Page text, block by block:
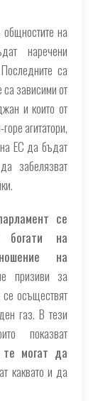
на
наречени
са
са зависими от
и които от
агитатори,
на ЕС да бъдат
забелязват
се
богати на
на
призиви за
осъществят
газ. В тези
показват
могат да
каквато и да